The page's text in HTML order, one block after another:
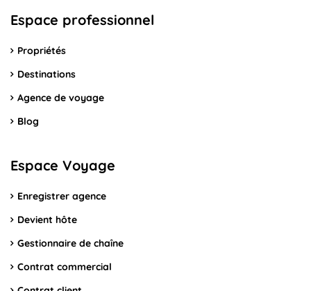
Espace professionnel
Propriétés
Destinations
Agence de voyage
Blog
Espace Voyage
Enregistrer agence
Devient hôte
Gestionnaire de chaîne
Contrat commercial